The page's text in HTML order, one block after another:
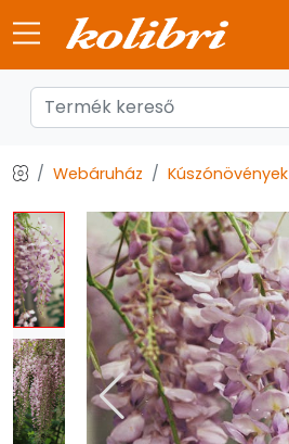
Webáruház Kúszónövények